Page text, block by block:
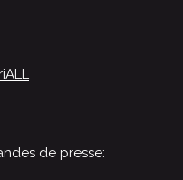
de presse: